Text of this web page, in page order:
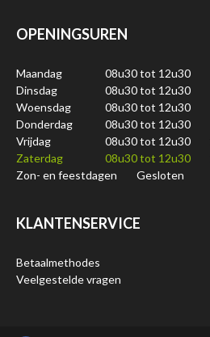
OPENINGSUREN
Maandag 08u30 tot 12u30
Dinsdag
08u30 tot 12u30
Woensdag
08u30 tot 12u30
Donderdag
08u30 tot 12u30
Vrijdag
08u30 tot 12u30
Zaterdag
08u30 tot 12u30
Zon- en feestdagen
Gesloten
KLANTENSERVICE
Betaalmethodes
Veelgestelde vragen